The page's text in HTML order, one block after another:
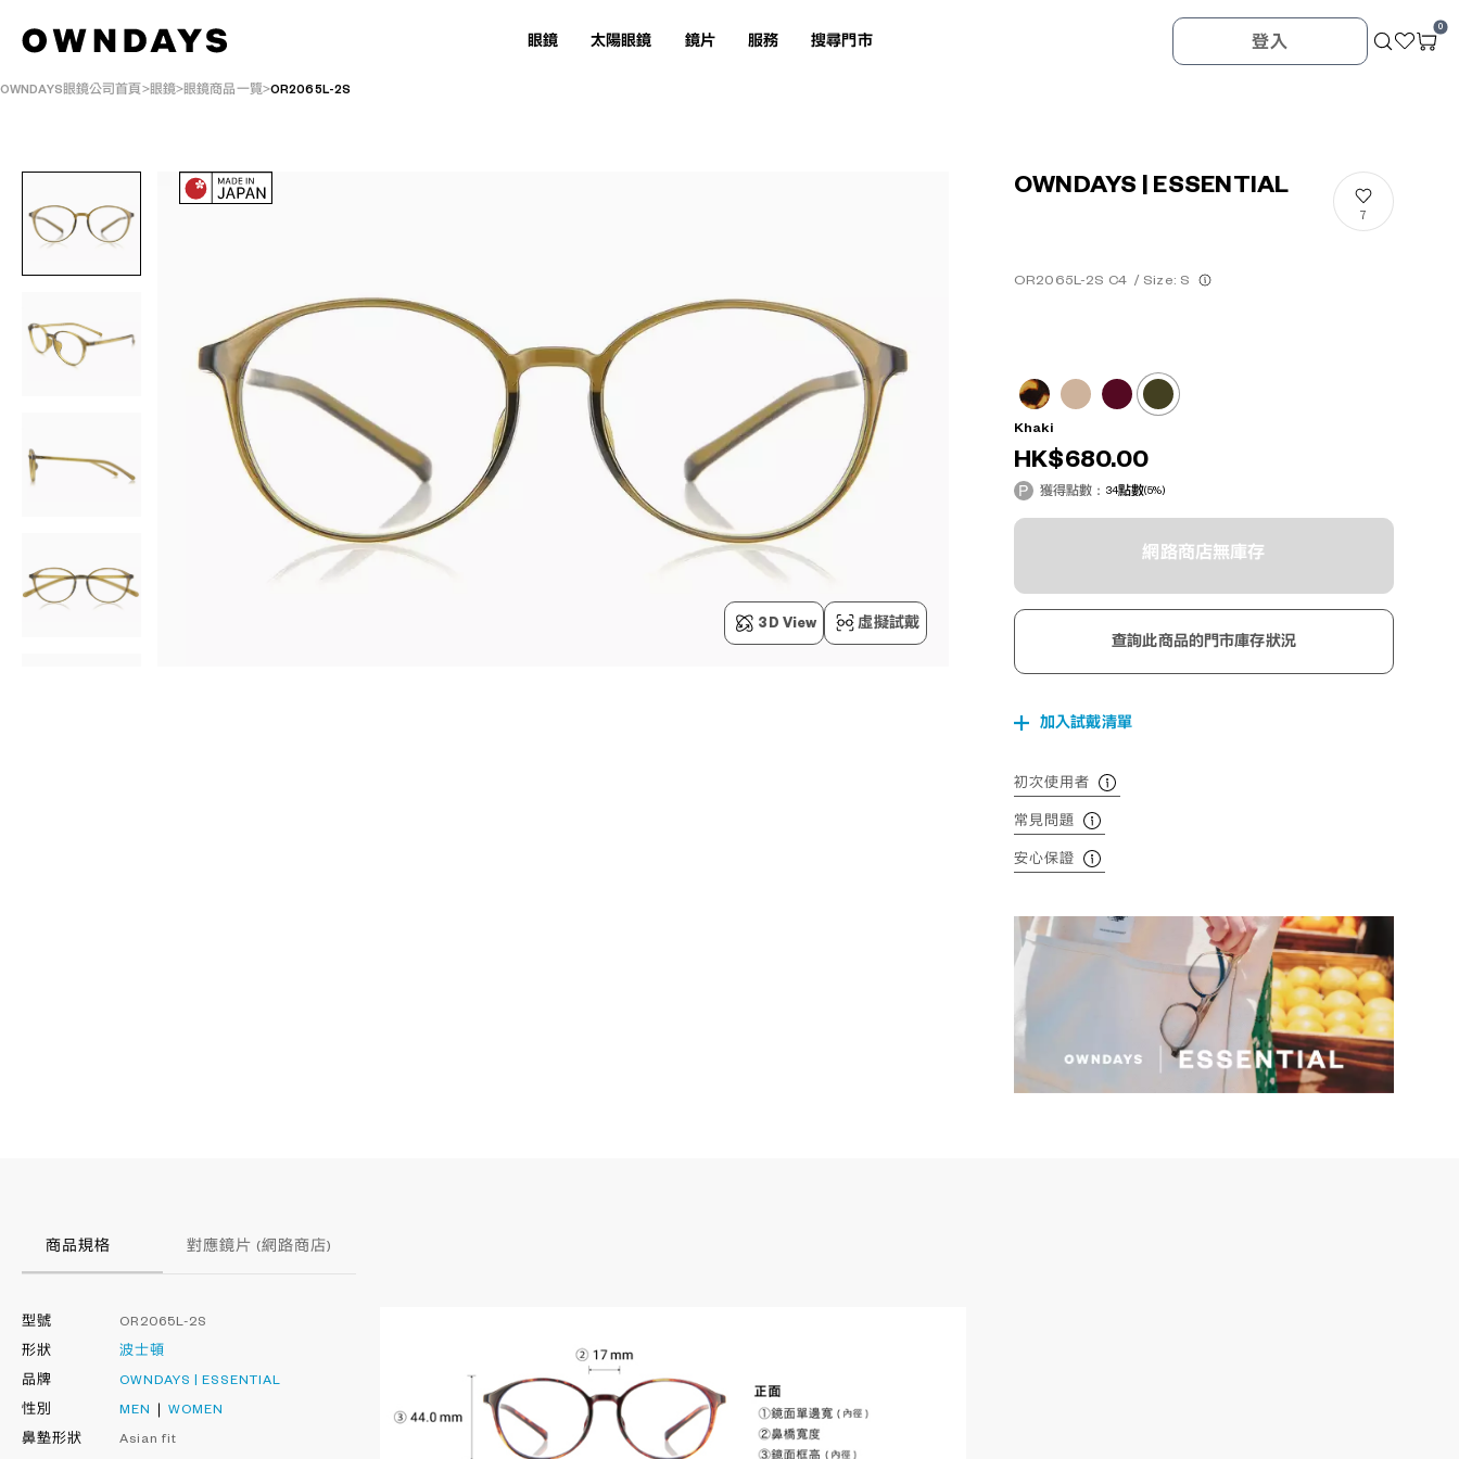
眼鏡 太陽眼鏡 鏡片 服務 搜尋門市 登入
0
OWNDAYS眼鏡公司首頁 眼鏡 眼鏡商品一覽 OR2065L-2S
3D View 虛擬試戴
OWNDAYS | ESSENTIAL
OR2065L-2S C4 / Size: S
7
Khaki
HK$680.00
獲得點數： 34點數(5%)
網路商店無庫存
查詢此商品的門市庫存狀況
加入試戴清單
初次使用者
常見問題
安心保證
商品規格 對應鏡片 (網路商店)
型號 OR2065L-2S
形狀 波士頓
品牌 OWNDAYS | ESSENTIAL
性別 MEN WOMEN
鼻墊形狀 Asian fit